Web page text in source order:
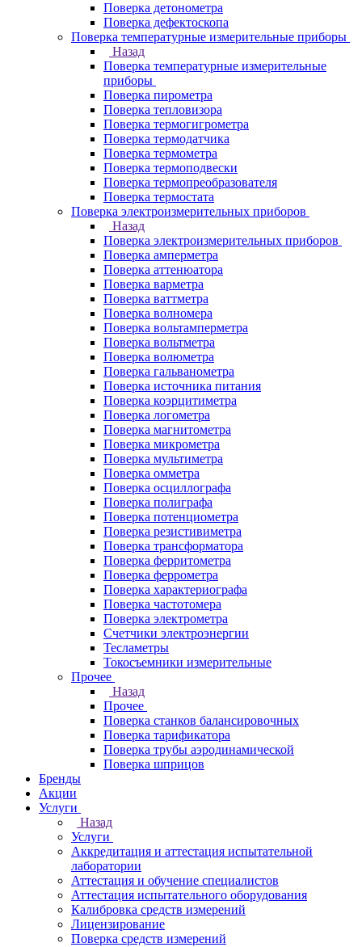
Поверка детонометра
Поверка дефектоскопа
Поверка температурные измерительные приборы
Назад
Поверка температурные измерительные
приборы
Поверка пирометра
Поверка тепловизора
Поверка термогигрометра
Поверка термодатчика
Поверка термометра
Поверка термоподвески
Поверка термопреобразователя
Поверка термостата
Поверка электроизмерительных приборов
Назад
Поверка электроизмерительных приборов
Поверка амперметра
Поверка аттенюатора
Поверка варметра
Поверка ваттметра
Поверка волномера
Поверка вольтамперметра
Поверка вольтметра
Поверка волюметра
Поверка гальванометра
Поверка источника питания
Поверка коэрцитиметра
Поверка логометра
Поверка магнитометра
Поверка микрометра
Поверка мультиметра
Поверка омметра
Поверка осциллографа
Поверка полиграфа
Поверка потенциометра
Поверка резистивиметра
Поверка трансформатора
Поверка ферритометра
Поверка феррометра
Поверка характериографа
Поверка частотомера
Поверка электрометра
Счетчики электроэнергии
Тесламетры
Токосъемники измерительные
Прочее
Назад
Прочее
Поверка станков балансировочных
Поверка тарификатора
Поверка трубы аэродинамической
Поверка шприцов
Бренды
Акции
Услуги
Назад
Услуги
Аккредитация и аттестация испытательной
лаборатории
Аттестация и обучение специалистов
Аттестация испытательного оборудования
Калибровка средств измерений
Лицензирование
Поверка средств измерений